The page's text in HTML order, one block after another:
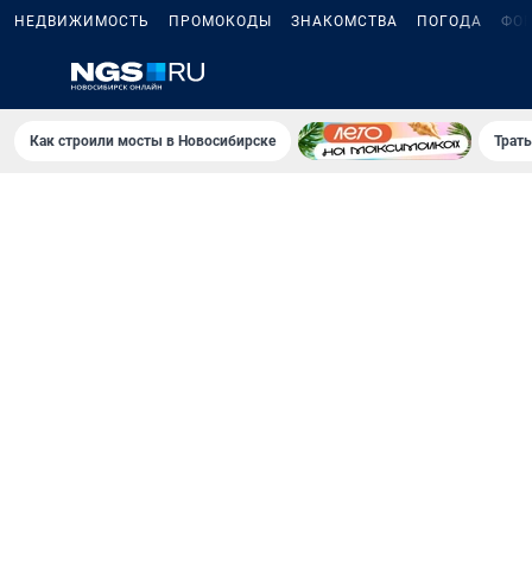
НЕДВИЖИМОСТЬ ПРОМОКОДЫ ЗНАКОМСТВА ПОГОДА
Как строили мосты в Новосибирске